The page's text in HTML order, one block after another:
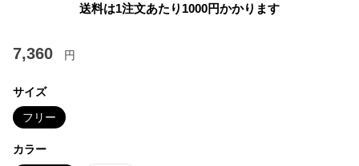
送料は1注文あたり 1000円かかります
7,360 円
サイズ
フリー
カラー